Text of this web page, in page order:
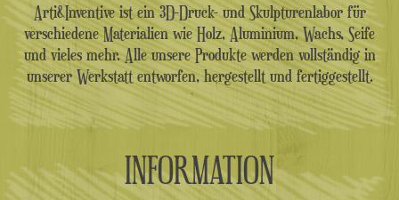
Arti&Inventive ist ein 3D-Druck- und Skulpturenlabor für
verschiedene Materialien wie Holz, Aluminium, Wachs, Seife
und vieles mehr. Alle unsere Produkte werden vollständig in
unserer Werkstatt entworfen, hergestellt und fertiggestellt.
INFORMATION